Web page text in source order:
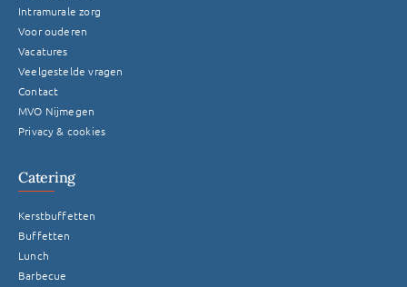
Intramurale zorg
Voor ouderen
Vacatures
Veelgestelde vragen
Contact
MVO Nijmegen
Privacy & cookies
Catering
Kerstbuffetten
Buffetten
Lunch
Barbecue